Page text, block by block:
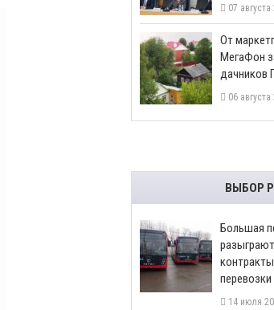
07
От
МегаФон
дачников
06
ВЫБОР
Большая
перевозки
14 июля